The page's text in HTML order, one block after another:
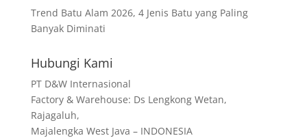
Trend Batu Alam 2026, 4 Jenis Batu yang Paling
Banyak Diminati
Hubungi Kami
PT D&W Internasional
Factory & Warehouse: Ds Lengkong Wetan,
Rajagaluh,
Majalengka West Java – INDONESIA